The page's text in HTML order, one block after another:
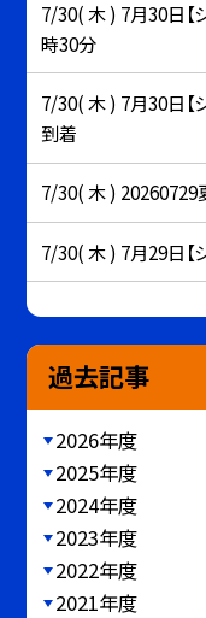
7/30( 木 ) 7月30日【
時30分
7/30( 木 ) 7月30日【
到着
7/30( 木 ) 20260729
7/30( 木 ) 7月29日【
過去記事
2026年度
2025年度
2024年度
2023年度
2022年度
2021年度